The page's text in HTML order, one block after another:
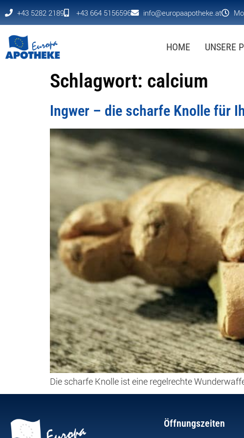
+43 5282 2189 +43 664 5156596 info@europaapotheke.at
HOME UNSERE
Schlagwort: calcium
Ingwer – die scharfe Knolle für
Die scharfe Knolle ist eine regelrechte
Öffnungszeiten